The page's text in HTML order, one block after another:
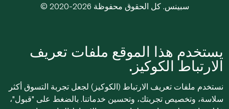
© 2020-2026 سبينس. كل الحقوق محفوظة
يستخدم هذا الموقع ملفات تعريف
الارتباط الكوكيز.
نستخدم ملفات تعريف الارتباط (الكوكيز) لجعل تجربة التسوق أكثر
سلاسة، وتخصيص تجربتك، وتحسين خدماتنا. بالضغط على "قبول"،